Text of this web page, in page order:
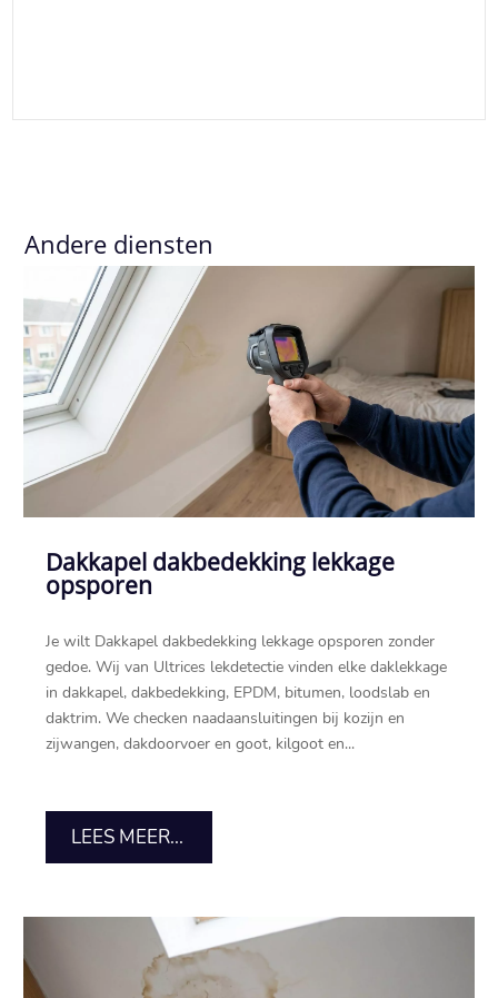
Andere diensten
Dakkapel dakbedekking lekkage
opsporen
Je wilt Dakkapel dakbedekking lekkage opsporen zonder
gedoe.​ Wij van Ultrices lekdetectie vinden elke daklekkage
in dakkapel, dakbedekking, EPDM, bitumen, loodslab en
daktrim.​ We checken naadaansluitingen bij kozijn en
zijwangen, dakdoorvoer en goot, kilgoot en...
LEES MEER...